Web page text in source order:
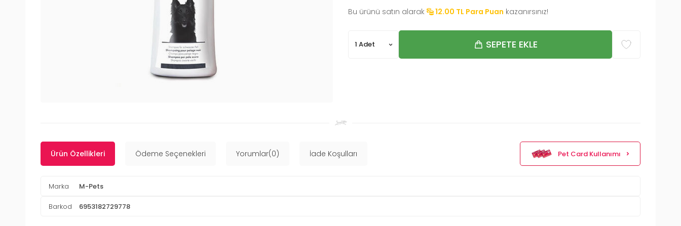
Bu ürünü satın alarak 12.00 TL Para Puan kazanırsınız!
SEPETE EKLE
Ürün Özellikleri Ödeme Seçenekleri Yorumlar(0) İade Koşulları Pet Card Kullanımı
Marka M-Pets
Barkod 6953182729778